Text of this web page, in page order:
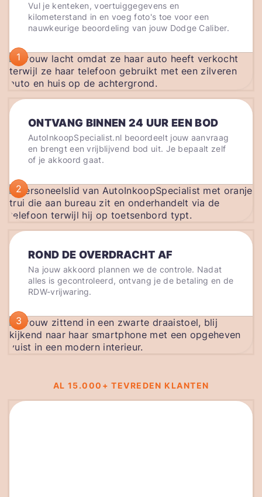
Vul je kenteken, voertuiggegevens en
kilometerstand in en voeg foto's toe voor een
nauwkeurige beoordeling van jouw Dodge Caliber.
1
ONTVANG BINNEN 24 UUR EEN BOD
AutoInkoopSpecialist.nl beoordeelt jouw aanvraag
en brengt een vrijblijvend bod uit. Je bepaalt zelf
of je akkoord gaat.
2
ROND DE OVERDRACHT AF
Na jouw akkoord plannen we de controle. Nadat
alles is gecontroleerd, ontvang je de betaling en de
RDW-vrijwaring.
3
AL 15.000+ TEVREDEN KLANTEN